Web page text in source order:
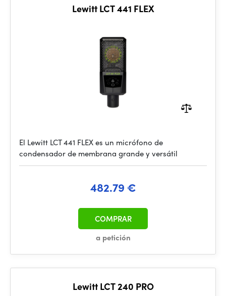
Lewitt LCT 441 FLEX
El Lewitt LCT 441 FLEX es un micrófono de
condensador de membrana grande y versátil
482.79 €
a petición
COMPRAR
Lewitt LCT 240 PRO